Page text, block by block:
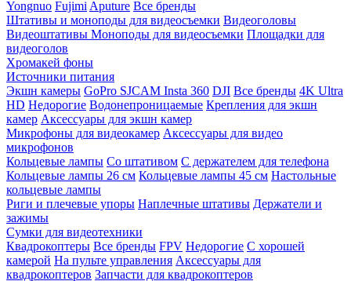
Yongnuo Fujimi Aputure Все бренды
Штативы и моноподы для видеосъемки Видеоголовы
Видеоштативы Моноподы для видеосъемки Площадки для
видеоголов
Хромакей фоны
Источники питания
Экшн камеры GoPro SJCAM Insta 360 DJI Все бренды 4K Ultra
HD Недорогие Водонепроницаемые Крепления для экшн
камер Аксессуары для экшн камер
Микрофоны для видеокамер Аксессуары для видео
микрофонов
Кольцевые лампы Со штативом C держателем для телефона
Кольцевые лампы 26 см Кольцевые лампы 45 см Настольные
кольцевые лампы
Риги и плечевые упоры Наплечные штативы Держатели и
зажимы
Сумки для видеотехники
Квадрокоптеры Все бренды FPV Недорогие С хорошей
камерой На пульте управления Аксессуары для
квадрокоптеров Запчасти для квадрокоптеров